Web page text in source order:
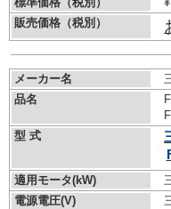
販売価格（税別）
メーカー名
品名
型 式
適用モータ(kW)
電源電圧(V)